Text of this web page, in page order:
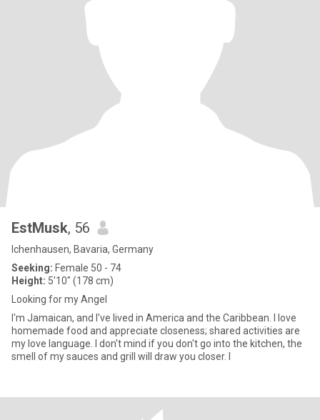
EstMusk, 56
Ichenhausen, Bavaria, Germany
Seeking: Female 50 - 74
Height: 5'10" (178 cm)
Looking for my Angel
I'm Jamaican, and I've lived in America and the Caribbean. I love
homemade food and appreciate closeness; shared activities are
my love language. I don't mind if you don't go into the kitchen, the
smell of my sauces and grill will draw you closer. I